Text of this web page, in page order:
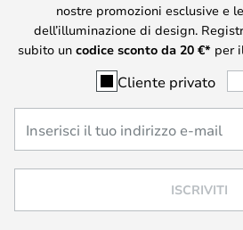
nostre promozioni esclusive e
dell’illuminazione di design.
subito un codice sconto da 20 €* per
Cliente privato
ISCRIVITI